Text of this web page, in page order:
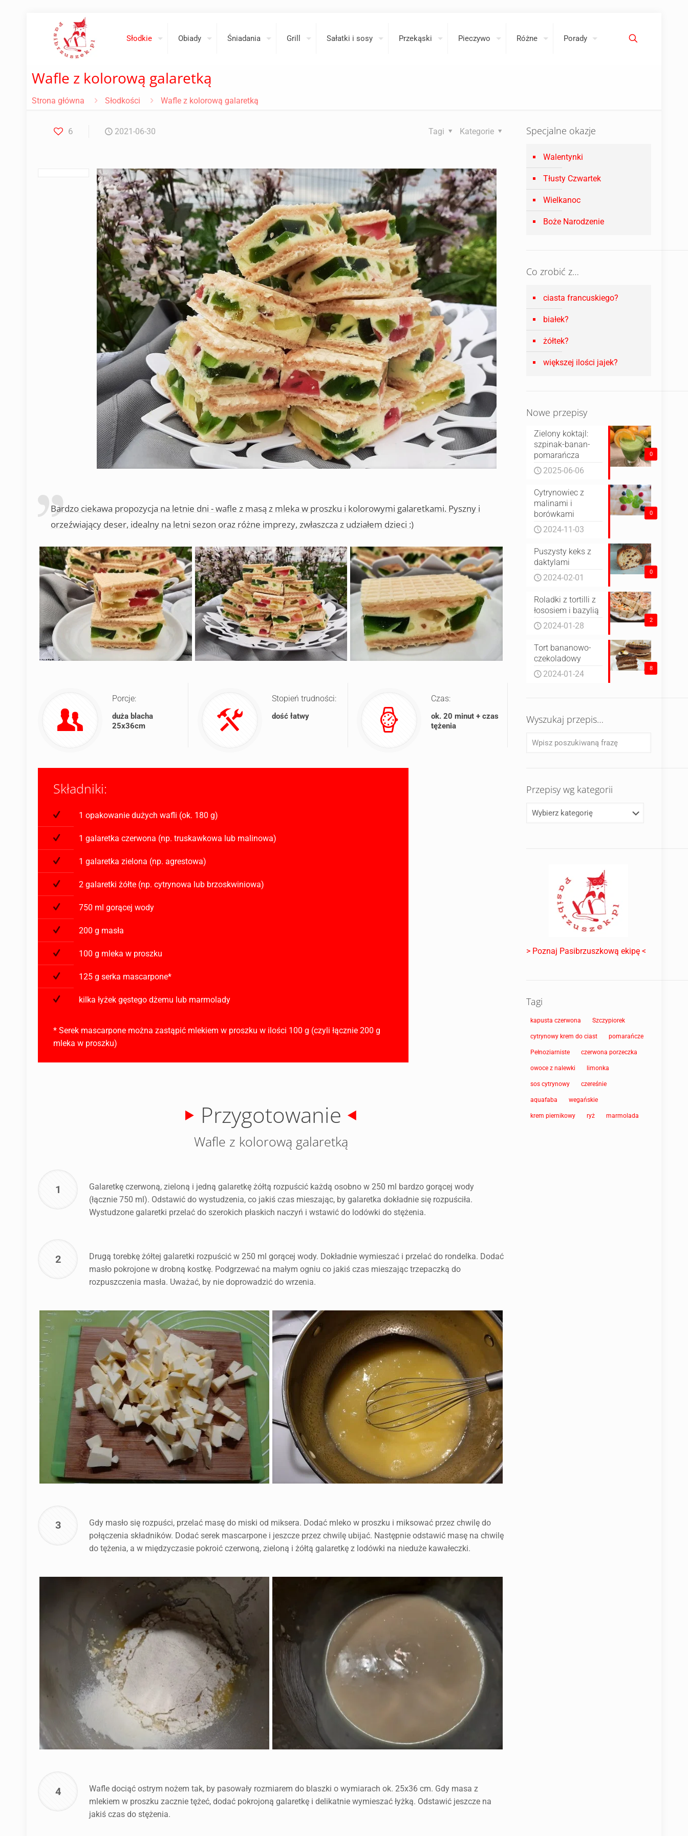
Słodkie Obiady Śniadania Grill Sałatki i sosy Przekąski Pieczywo Różne Porady
Wafle z kolorową galaretką
Strona główna Słodkości Wafle z kolorową galaretką
6 2021-06-30 Kategorie
Tagi
Bardzo ciekawa propozycja na letnie dni - wafle z masą z mleka w proszku i kolorowymi galaretkami. Pyszny i
orzeźwiający deser, idealny na letni sezon oraz różne imprezy, zwłaszcza z udziałem dzieci :)
Porcje:
duża blacha
25x36cm
Stopień trudności:
dość łatwy
Czas:
ok. 20 minut + czas
tężenia
Składniki:
1 opakowanie dużych wafli (ok. 180 g)
1 galaretka czerwona (np. truskawkowa lub malinowa)
1 galaretka zielona (np. agrestowa)
2 galaretki żółte (np. cytrynowa lub brzoskwiniowa)
750 ml gorącej wody
200 g masła
100 g mleka w proszku
125 g serka mascarpone*
kilka łyżek gęstego dżemu lub marmolady
* Serek mascarpone można zastąpić mlekiem w proszku w ilości 100 g (czyli łącznie 200 g
mleka w proszku)
Przygotowanie
Wafle z kolorową galaretką
1
Galaretkę czerwoną, zieloną i jedną galaretkę żółtą rozpuścić każdą osobno w 250 ml bardzo gorącej wody
(łącznie 750 ml). Odstawić do wystudzenia, co jakiś czas mieszając, by galaretka dokładnie się rozpuściła.
Wystudzone galaretki przelać do szerokich płaskich naczyń i wstawić do lodówki do stężenia.
2
Drugą torebkę żółtej galaretki rozpuścić w 250 ml gorącej wody. Dokładnie wymieszać i przelać do rondelka. Dodać
masło pokrojone w drobną kostkę. Podgrzewać na małym ogniu co jakiś czas mieszając trzepaczką do
rozpuszczenia masła. Uważać, by nie doprowadzić do wrzenia.
3
Gdy masło się rozpuści, przelać masę do miski od miksera. Dodać mleko w proszku i miksować przez chwilę do
połączenia składników. Dodać serek mascarpone i jeszcze przez chwilę ubijać. Następnie odstawić masę na chwilę
do tężenia, a w międzyczasie pokroić czerwoną, zieloną i żółtą galaretkę z lodówki na nieduże kawałeczki.
4
Wafle dociąć ostrym nożem tak, by pasowały rozmiarem do blaszki o wymiarach ok. 25x36 cm. Gdy masa z
mlekiem w proszku zacznie tężeć, dodać pokrojoną galaretkę i delikatnie wymieszać łyżką. Odstawić jeszcze na
jakiś czas do stężenia.
Specjalne okazje
Walentynki
Tłusty Czwartek
Wielkanoc
Boże Narodzenie
Co zrobić z…
ciasta francuskiego?
białek?
żółtek?
większej ilości jajek?
Nowe przepisy
0
Zielony koktajl:
szpinak-banan-
pomarańcza
2025-06-06
0
Cytrynowiec z
malinami i
borówkami
2024-11-03
0
Puszysty keks z
daktylami
2024-02-01
2
Roladki z tortilli z
łososiem i bazylią
2024-01-28
8
Tort bananowo-
czekoladowy
2024-01-24
Wyszukaj przepis…
Przepisy wg kategorii
> Poznaj Pasibrzuszkową ekipę <
Tagi
kapusta czerwona Szczypiorek
cytrynowy krem do ciast pomarańcze
Pełnoziarniste czerwona porzeczka
owoce z nalewki limonka
sos cytrynowy czereśnie
aquafaba wegańskie
krem piernikowy ryż marmolada